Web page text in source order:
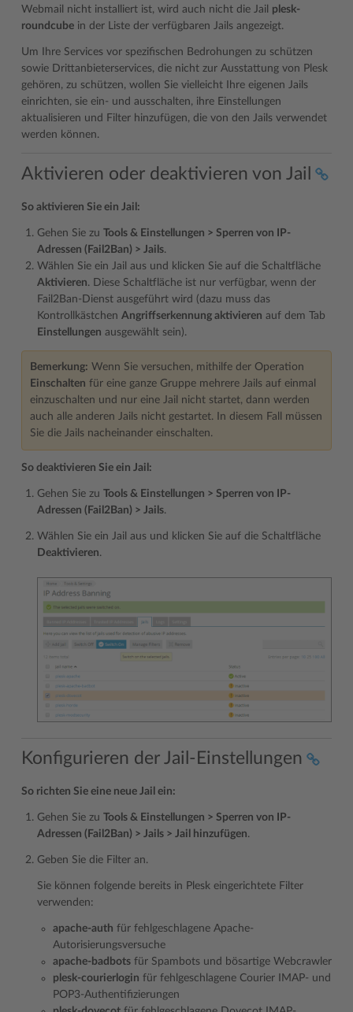
Webmail nicht installiert ist, wird auch nicht die Jail plesk-
roundcube in der Liste der verfügbaren Jails angezeigt.
Um Ihre Services vor spezifischen Bedrohungen zu schützen
sowie Drittanbieterservices, die nicht zur Ausstattung von Plesk
gehören, zu schützen, wollen Sie vielleicht Ihre eigenen Jails
einrichten, sie ein- und ausschalten, ihre Einstellungen
aktualisieren und Filter hinzufügen, die von den Jails verwendet
werden können.
Aktivieren oder deaktivieren von Jail
So aktivieren Sie ein Jail:
Gehen Sie zu Tools & Einstellungen > Sperren von IP-
Adressen (Fail2Ban) > Jails.
Wählen Sie ein Jail aus und klicken Sie auf die Schaltfläche
Aktivieren. Diese Schaltfläche ist nur verfügbar, wenn der
Fail2Ban-Dienst ausgeführt wird (dazu muss das
Kontrollkästchen Angriffserkennung aktivieren auf dem Tab
Einstellungen ausgewählt sein).
Bemerkung: Wenn Sie versuchen, mithilfe der Operation
Einschalten für eine ganze Gruppe mehrere Jails auf einmal
einzuschalten und nur eine Jail nicht startet, dann werden
auch alle anderen Jails nicht gestartet. In diesem Fall müssen
Sie die Jails nacheinander einschalten.
So deaktivieren Sie ein Jail:
Gehen Sie zu Tools & Einstellungen > Sperren von IP-
Adressen (Fail2Ban) > Jails.
Wählen Sie ein Jail aus und klicken Sie auf die Schaltfläche
Deaktivieren.
Konfigurieren der Jail-Einstellungen
So richten Sie eine neue Jail ein:
Gehen Sie zu Tools & Einstellungen > Sperren von IP-
Adressen (Fail2Ban) > Jails > Jail hinzufügen.
Geben Sie die Filter an.
Sie können folgende bereits in Plesk eingerichtete Filter
verwenden:
apache-auth für fehlgeschlagene Apache-
Autorisierungsversuche
apache-badbots für Spambots und bösartige Webcrawler
plesk-courierlogin für fehlgeschlagene Courier IMAP- und
POP3-Authentifizierungen